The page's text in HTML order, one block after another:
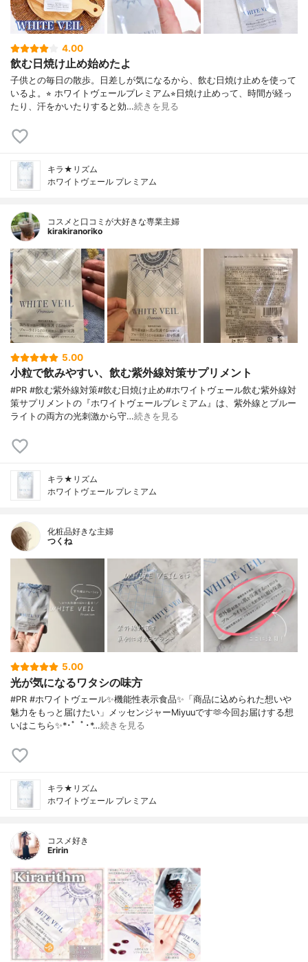
4.00
飲む日焼け止め始めたよ
子供との毎日の散歩。日差しが気になるから、飲む日焼け止めを使って
いるよ。⭐︎ ホワイトヴェールプレミアム⭐︎日焼け止めって、時間が経っ
たり、汗をかいたりすると効…続きを見る
キラ★リズム
ホワイトヴェール プレミアム
コスメと口コミが大好きな専業主婦
kirakiranoriko
5.00
小粒で飲みやすい、飲む紫外線対策サプリメント
#PR #飲む紫外線対策#飲む日焼け止め#ホワイトヴェール飲む紫外線対
策サプリメントの『ホワイトヴェールプレミアム』は、紫外線とブルー
ライトの両方の光刺激から守…続きを見る
キラ★リズム
ホワイトヴェール プレミアム
化粧品好きな主婦
つくね
5.00
光が気になるワタシの味方
#PR #ホワイトヴェール✨機能性表示食品✨「商品に込められた想いや
魅力をもっと届けたい」メッセンジャーMiyuuです🫶今回お届けする想
いはこちら✨*･゜ﾟ･*…続きを見る
キラ★リズム
ホワイトヴェール プレミアム
コスメ好き
Eririn